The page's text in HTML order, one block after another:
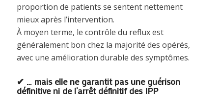
proportion de patients se sentent nettement
mieux après l’intervention.
À moyen terme, le contrôle du reflux est
généralement bon chez la majorité des opérés,
avec une amélioration durable des symptômes.
✔ … mais elle ne garantit pas une guérison
définitive ni de l’arrêt définitif des IPP